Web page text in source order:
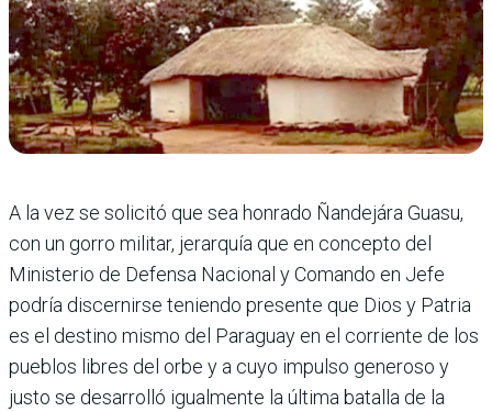
A la vez se solicitó que sea honrado Ñandejára Guasu,
con un gorro militar, jerarquía que en concepto del
Ministerio de Defensa Nacional y Comando en Jefe
podría discernirse teniendo presente que Dios y Patria
es el destino mismo del Paraguay en el corriente de los
pueblos libres del orbe y a cuyo impulso generoso y
justo se desarrolló igualmente la última batalla de la